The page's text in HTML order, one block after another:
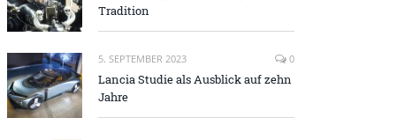
Tradition
5. SEPTEMBER 2023 0
Lancia Studie als Ausblick auf zehn
Jahre